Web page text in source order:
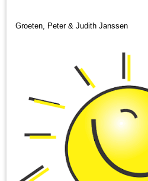
Groeten, Peter & Judith Janssen